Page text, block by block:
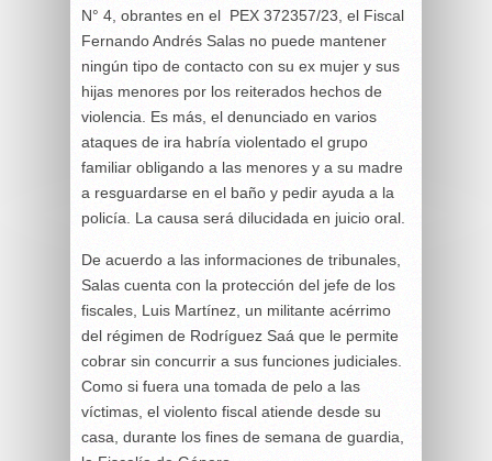
N° 4, obrantes en el PEX 372357/23, el Fiscal
Fernando Andrés Salas no puede mantener
ningún tipo de contacto con su ex mujer y sus
hijas menores por los reiterados hechos de
violencia. Es más, el denunciado en varios
ataques de ira habría violentado el grupo
familiar obligando a las menores y a su madre
a resguardarse en el baño y pedir ayuda a la
policía. La causa será dilucidada en juicio oral.
De acuerdo a las informaciones de tribunales,
Salas cuenta con la protección del jefe de los
fiscales, Luis Martínez, un militante acérrimo
del régimen de Rodríguez Saá que le permite
cobrar sin concurrir a sus funciones judiciales.
Como si fuera una tomada de pelo a las
víctimas, el violento fiscal atiende desde su
casa, durante los fines de semana de guardia,